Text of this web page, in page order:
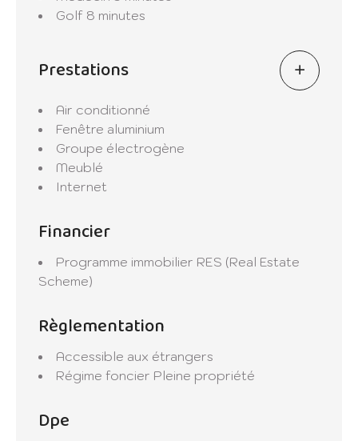
centres commerciaux, les restaurants
Sécurité et intimité au sein d'une résidence
Golf 8 minutes
Prestations
Air conditionné
Fenêtre aluminium
Groupe électrogène
Meublé
Internet
Financier
Programme immobilier RES (Real Estate
Scheme)
Règlementation
Accessible aux étrangers
Régime foncier Pleine propriété
Dpe